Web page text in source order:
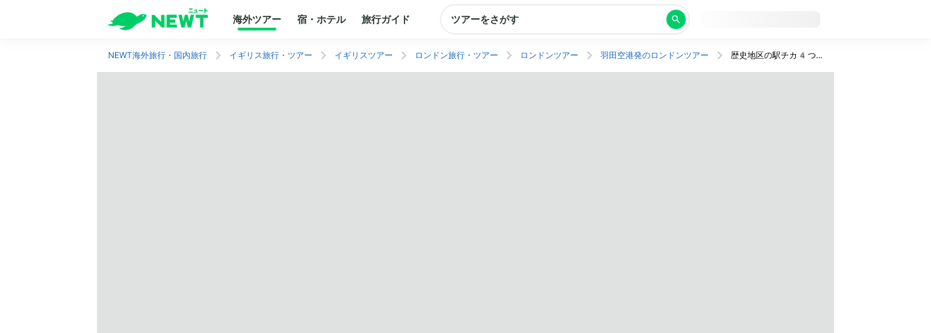
海外ツアー 宿・ホテル 旅行ガイド ツアーをさがす
NEWT海外旅行・国内旅行 イギリス旅行・ツアー イギリスツアー ロンドン旅行・ツアー ロンドンツアー 羽田空港発のロンドンツアー 歴史地区の駅チカ4つ星ホテルにエレガントステイ。JAL利用